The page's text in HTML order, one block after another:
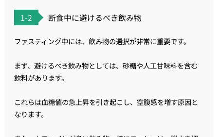
1-2 断食中に避けるべき飲み物
ファスティング中には、飲み物の選択が非常に重要です。
まず、避けるべき飲み物としては、砂糖や人工甘味料を含む
飲料があります。
これらは血糖値の急上昇を引き起こし、空腹感を増す原因と
なります。